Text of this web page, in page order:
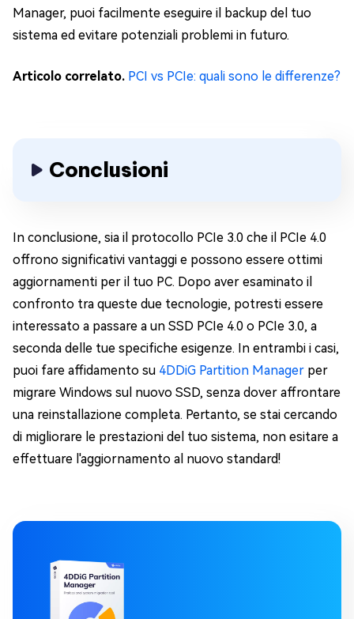
Manager, puoi facilmente eseguire il backup del tuo
sistema ed evitare potenziali problemi in futuro.
Articolo correlato. PCI vs PCIe: quali sono le differenze?
Conclusioni
In conclusione, sia il protocollo PCIe 3.0 che il PCIe 4.0
offrono significativi vantaggi e possono essere ottimi
aggiornamenti per il tuo PC. Dopo aver esaminato il
confronto tra queste due tecnologie, potresti essere
interessato a passare a un SSD PCIe 4.0 o PCIe 3.0, a
seconda delle tue specifiche esigenze. In entrambi i casi,
puoi fare affidamento su 4DDiG Partition Manager per
migrare Windows sul nuovo SSD, senza dover affrontare
una reinstallazione completa. Pertanto, se stai cercando
di migliorare le prestazioni del tuo sistema, non esitare a
effettuare l'aggiornamento al nuovo standard!